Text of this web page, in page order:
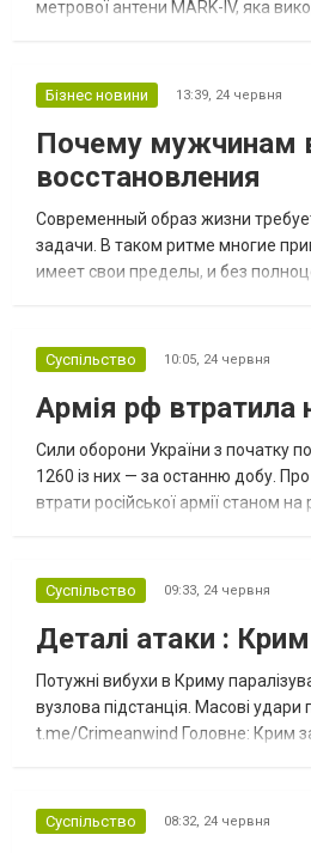
метрової антени MARK-IV, яка
Бізнес новини 13:39, 24 червня
Почему мужчинам
восстановления
Современный образ жизни
задачи. В таком ритме многие
имеет свои пределы, и без
Суспільство 10:05, 24 червня
Армія рф втратила
Сили оборони України з початку
1260 із них — за останню добу.
втрати російської армії станом
Суспільство 09:33, 24 червня
Деталі атаки :
Потужні вибухи в Криму
вузлова підстанція. Масові
t.me/Crimeanwind Головне: Крим
Суспільство 08:32, 24 червня